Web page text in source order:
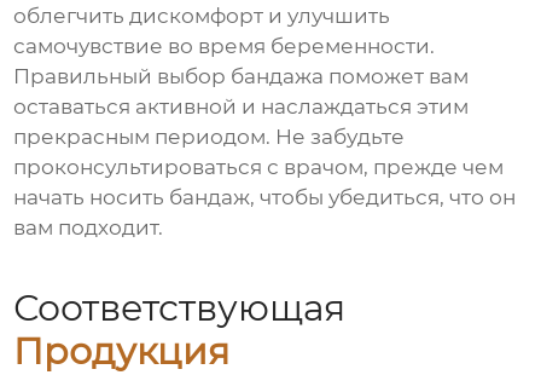
облегчить дискомфорт и улучшить
самочувствие во время беременности.
Правильный выбор бандажа поможет вам
оставаться активной и наслаждаться этим
прекрасным периодом. Не забудьте
проконсультироваться с врачом, прежде чем
начать носить бандаж, чтобы убедиться, что он
вам подходит.
Соответствующая
Продукция